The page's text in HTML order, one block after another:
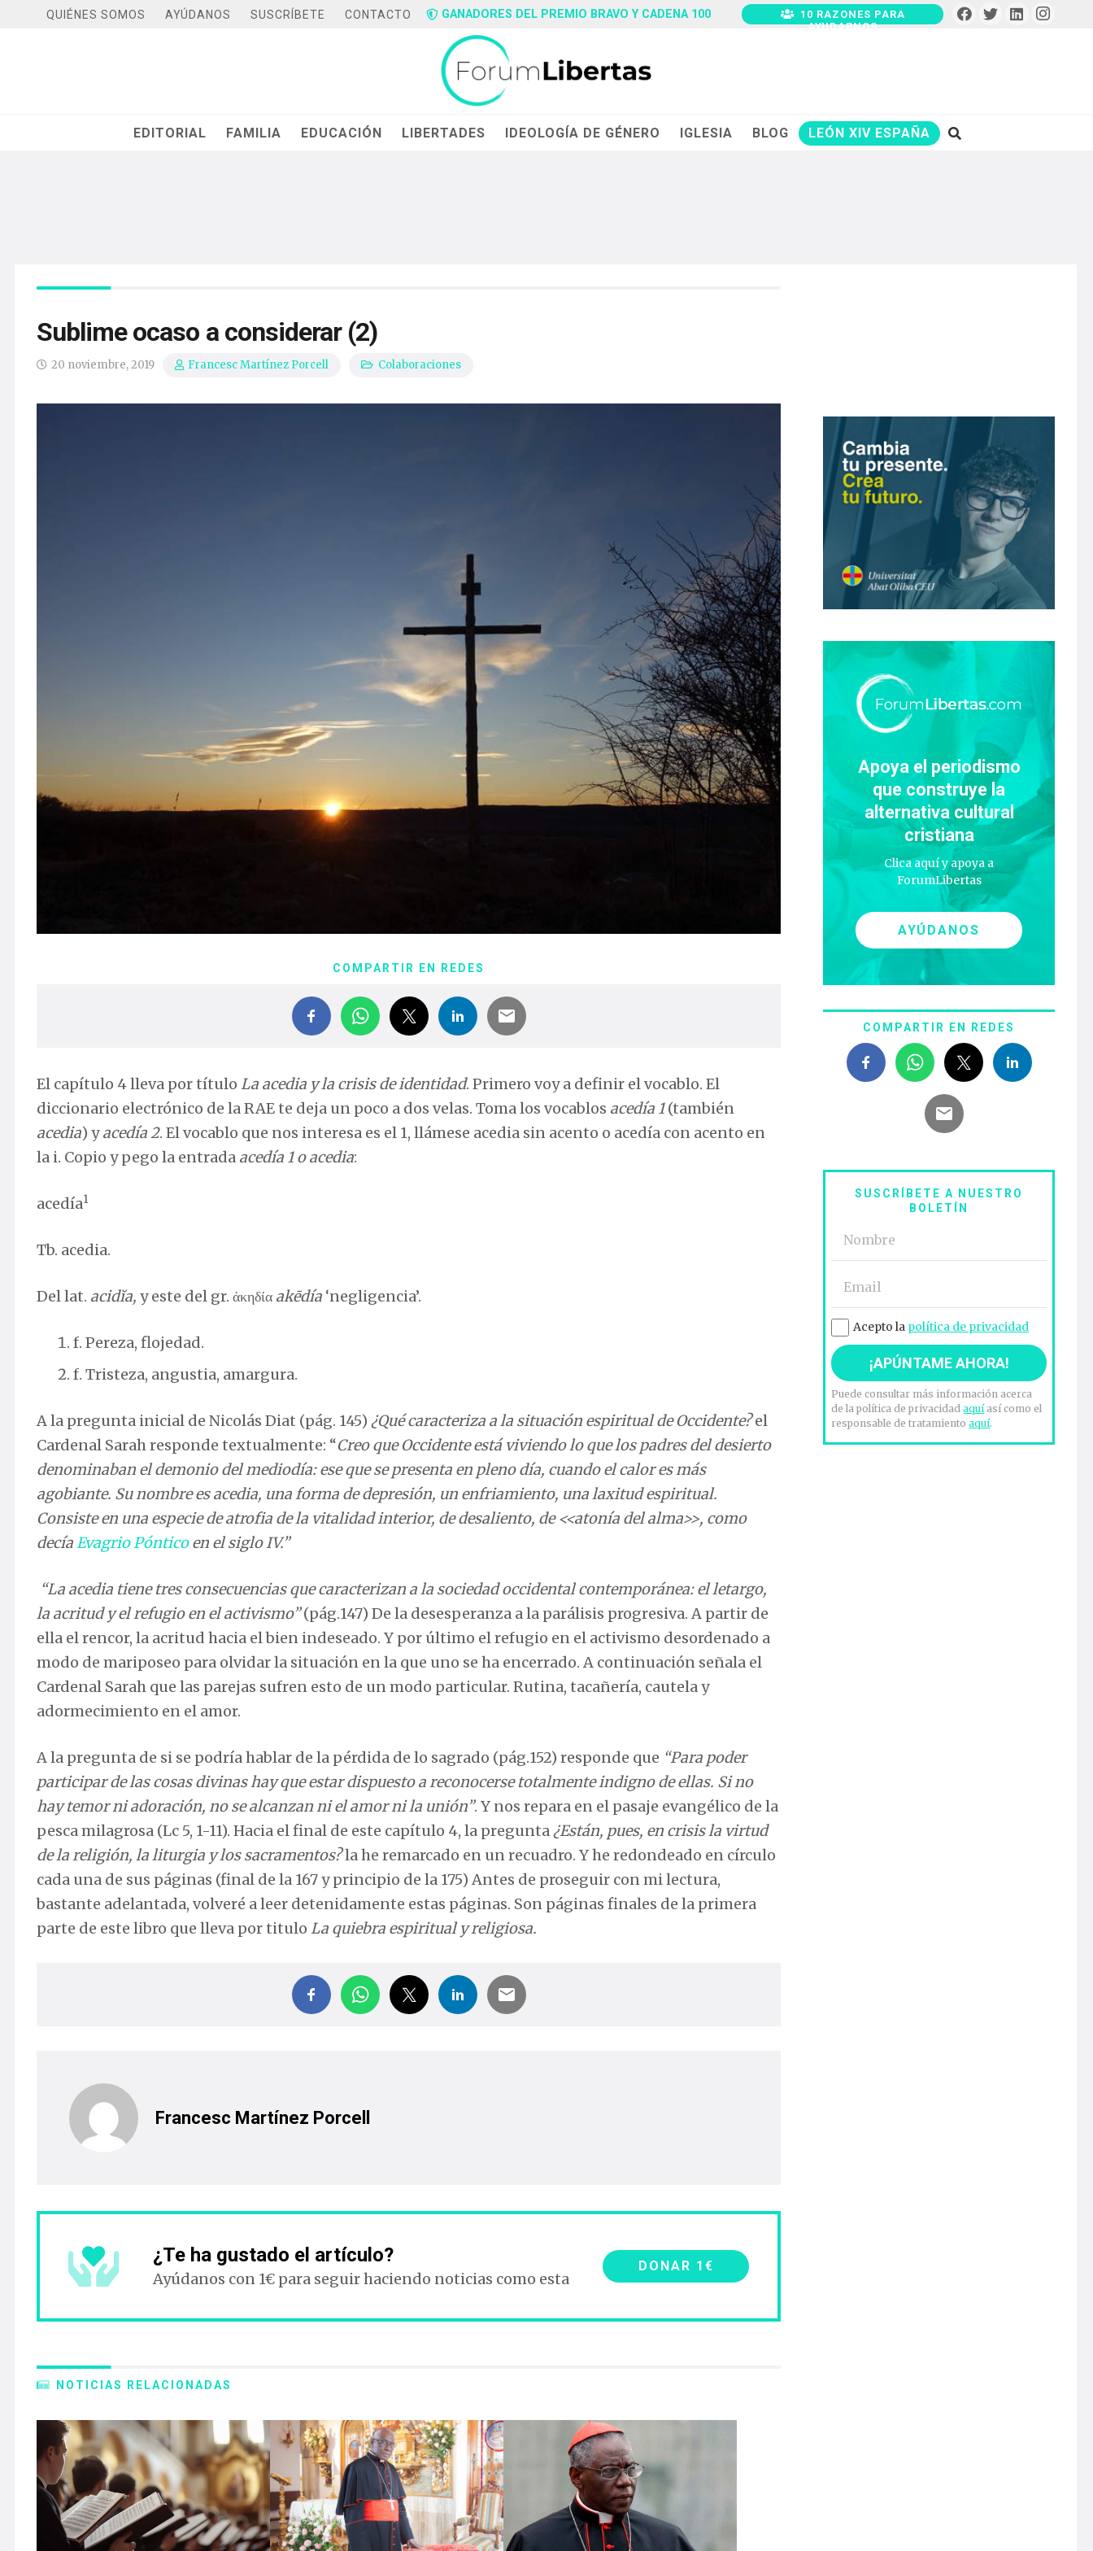
QUIÉNES SOMOS AYÚDANOS SUSCRÍBETE CONTACTO GANADORES DEL PREMIO BRAVO Y CADENA 100
10 RAZONES PARA
AYUDARNOS
EDITORIAL FAMILIA EDUCACIÓN LIBERTADES IDEOLOGÍA DE GÉNERO IGLESIA BLOG LEÓN XIV ESPAÑA
Sublime ocaso a considerar (2)
20 noviembre, 2019 Francesc Martínez Porcell Colaboraciones
COMPARTIR EN REDES
El capítulo 4 lleva por título La acedia y la crisis de identidad. Primero voy a definir el vocablo. El
diccionario electrónico de la RAE te deja un poco a dos velas. Toma los vocablos acedía 1(también
acedia) yacedía 2. El vocablo que nos interesa es el 1, llámese acedia sin acento o acedía con acento en
la i. Copio y pego la entrada acedía 1 o acedia:
acedía1
Tb. acedia.
Del lat. acidĭa, y este del gr. ἀκηδία akēdía ‘negligencia’.
f. Pereza, flojedad.
f. Tristeza, angustia, amargura.
A la pregunta inicial de Nicolás Diat (pág. 145) ¿Qué caracteriza a la situación espiritual de Occidente?el
Cardenal Sarah responde textualmente: “Creo que Occidente está viviendo lo que los padres del desierto
denominaban el demonio del mediodía: ese que se presenta en pleno día, cuando el calor es más
agobiante. Su nombre es acedia, una forma de depresión, un enfriamiento, una laxitud espiritual.
Consiste en una especie de atrofia de la vitalidad interior, de desaliento, de <<atonía del alma>>, como
decíaEvagrio Pónticoen el siglo IV.”
“La acedia tiene tres consecuencias que caracterizan a la sociedad occidental contemporánea: el letargo,
la acritud y el refugio en el activismo”(pág.147) De la desesperanza a la parálisis progresiva. A partir de
ella el rencor, la acritud hacia el bien indeseado. Y por último el refugio en el activismo desordenado a
modo de mariposeo para olvidar la situación en la que uno se ha encerrado. A continuación señala el
Cardenal Sarah que las parejas sufren esto de un modo particular. Rutina, tacañería, cautela y
adormecimiento en el amor.
A la pregunta de si se podría hablar de la pérdida de lo sagrado (pág.152) responde que “Para poder
participar de las cosas divinas hay que estar dispuesto a reconocerse totalmente indigno de ellas. Si no
hay temor ni adoración, no se alcanzan ni el amor ni la unión”. Y nos repara en el pasaje evangélico de la
pesca milagrosa (Lc 5, 1-11). Hacia el final de este capítulo 4, la pregunta¿Están, pues, en crisis la virtud
de la religión, la liturgia y los sacramentos?la he remarcado en un recuadro. Y he redondeado en círculo
cada una de sus páginas (final de la 167 y principio de la 175) Antes de proseguir con mi lectura,
bastante adelantada, volveré a leer detenidamente estas páginas. Son páginas finales de la primera
parte de este libro que lleva por titulo La quiebra espiritual y religiosa.
Francesc Martínez Porcell
¿Te ha gustado el artículo?
Ayúdanos con 1€ para seguir haciendo noticias como esta
DONAR 1€
NOTICIAS RELACIONADAS
Apoya el periodismo
que construye la
alternativa cultural
cristiana
Clica aquí y apoya a
ForumLibertas
AYÚDANOS
COMPARTIR EN REDES
SUSCRÍBETE A NUESTRO
BOLETÍN
Acepto la política de privacidad
Puede consultar más información acerca
de la política de privacidadaquíasí como el
responsable de tratamientoaquí.